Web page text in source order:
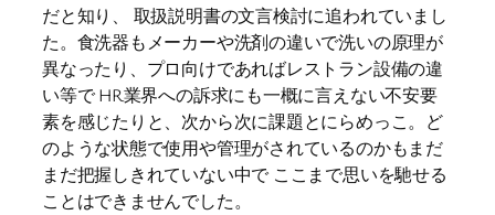
だと知り、 取扱説明書の文言検討に追われていまし
た。食洗器もメーカーや洗剤の違いで洗いの原理が
異なったり、プロ向けであればレストラン設備の違
い等で HR業界への訴求にも一概に言えない不安要
素を感じたりと、次から次に課題とにらめっこ。ど
のような状態で使用や管理がされているのかもまだ
まだ把握しきれていない中で ここまで思いを馳せる
ことはできませんでした。